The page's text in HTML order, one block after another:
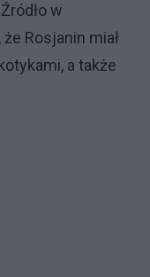
w
Rosjanin miał
a także